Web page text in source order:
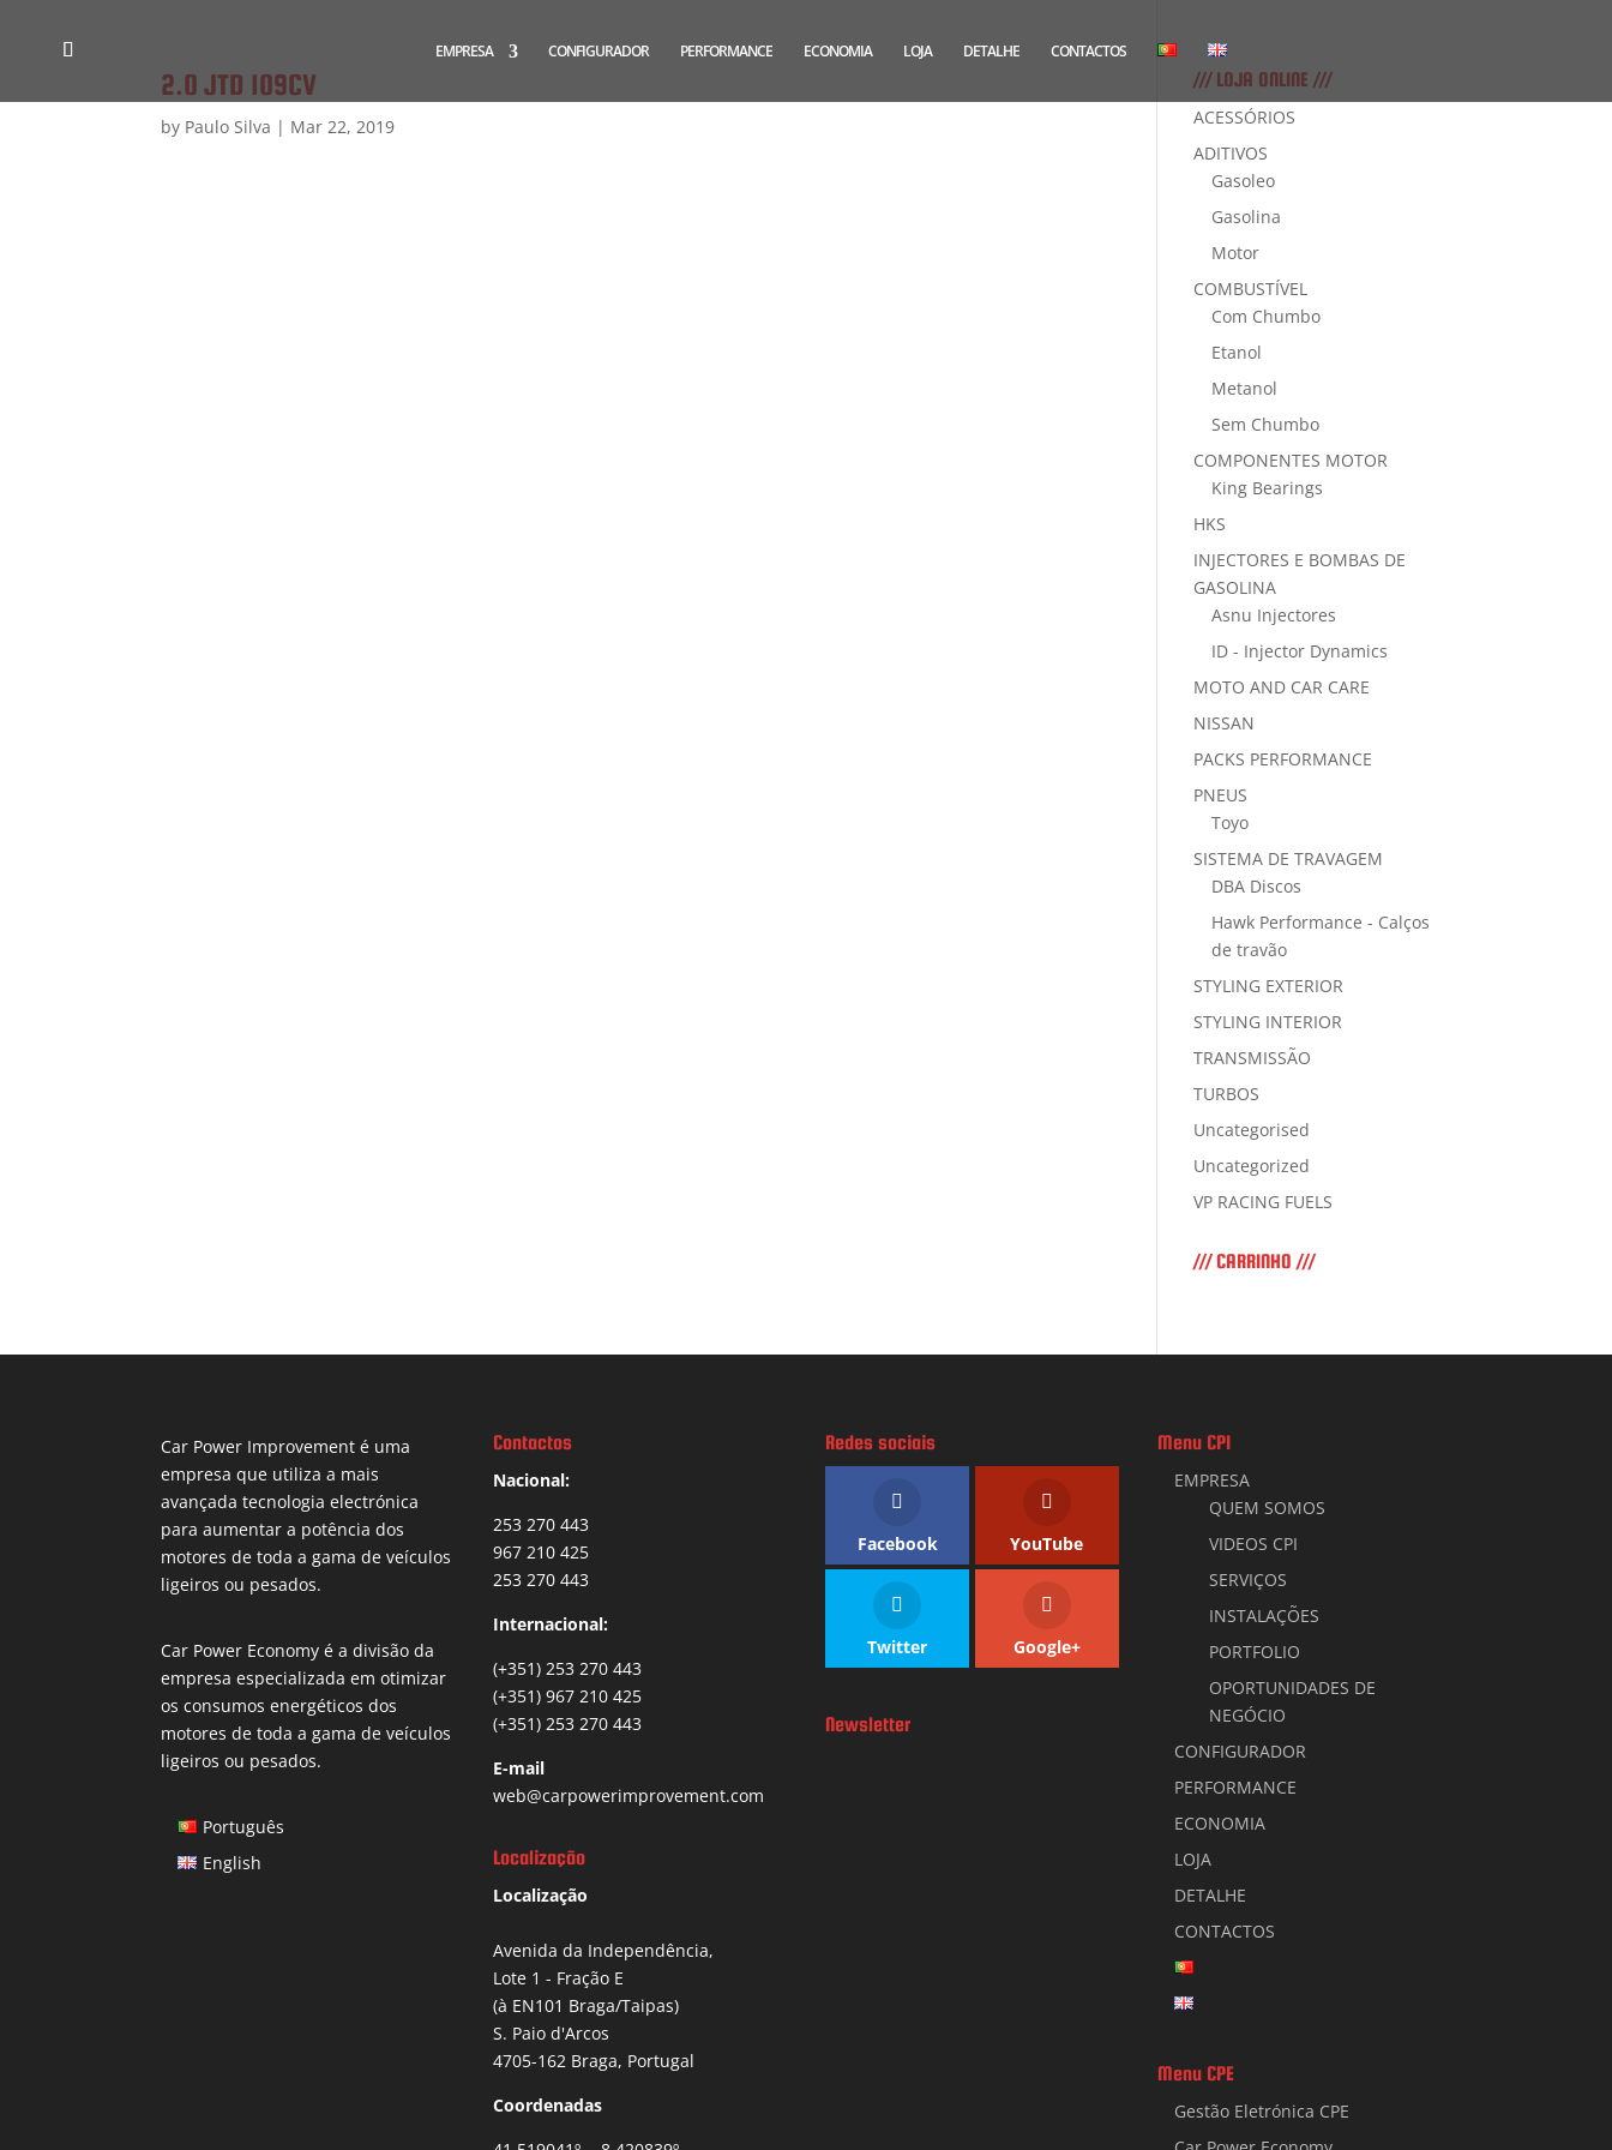
EMPRESA CONFIGURADOR PERFORMANCE ECONOMIA LOJA DETALHE CONTACTOS
2.0 JTD 109CV
by Paulo Silva | Mar 22, 2019
/// LOJA ONLINE ///
ACESSÓRIOS
ADITIVOS
Gasoleo
Gasolina
Motor
COMBUSTÍVEL
Com Chumbo
Etanol
Metanol
Sem Chumbo
COMPONENTES MOTOR
King Bearings
HKS
INJECTORES E BOMBAS DE
GASOLINA
Asnu Injectores
ID - Injector Dynamics
MOTO AND CAR CARE
NISSAN
PACKS PERFORMANCE
PNEUS
Toyo
SISTEMA DE TRAVAGEM
DBA Discos
Hawk Performance - Calços
de travão
STYLING EXTERIOR
STYLING INTERIOR
TRANSMISSÃO
TURBOS
Uncategorised
Uncategorized
VP RACING FUELS
/// CARRINHO ///
Car Power Improvement é uma
empresa que utiliza a mais
avançada tecnologia electrónica
para aumentar a potência dos
motores de toda a gama de veículos
ligeiros ou pesados.
Car Power Economy é a divisão da
empresa especializada em otimizar
os consumos energéticos dos
motores de toda a gama de veículos
ligeiros ou pesados.
Português
English
Contactos
Nacional:
253 270 443
967 210 425
253 270 443
Internacional:
(+351) 253 270 443
(+351) 967 210 425
(+351) 253 270 443
E-mail
web@carpowerimprovement.com
Localização
Localização
Avenida da Independência,
Lote 1 - Fração E
(à EN101 Braga/Taipas)
S. Paio d'Arcos
4705-162 Braga, Portugal
Coordenadas
Redes sociais
Facebook YouTube
Twitter Google+
Newsletter
Menu CPI
EMPRESA
QUEM SOMOS
VIDEOS CPI
SERVIÇOS
INSTALAÇÕES
PORTFOLIO
OPORTUNIDADES DE
NEGÓCIO
CONFIGURADOR
PERFORMANCE
ECONOMIA
LOJA
DETALHE
CONTACTOS
Menu CPE
Gestão Eletrónica CPE